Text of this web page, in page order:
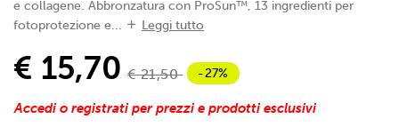
e collagene. Abbronzatura con ProSun™, 13 ingredienti per
fotoprotezione e...
Leggi tutto
€ 15,70 € 21,50 -27%
Accedi o registrati per prezzi e prodotti esclusivi